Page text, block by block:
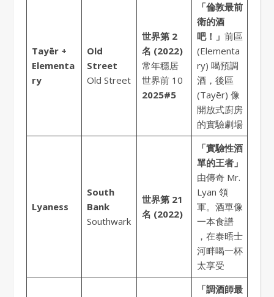
Tayēr +
Elementa
ry
Old
Street
Old Street
世界第 2
名 (2022)
常年穩居
世界前 10
2025#5
「倫敦最前
衛的酒
吧！」 前區
(Elementa
ry) 喝預調
酒，後區
(Tayēr) 像
開放式廚房
的實驗劇場
Lyaness
South
Bank
Southwark
世界第 21
名 (2022)
「實驗性酒
單的王者」
由傳奇 Mr.
Lyan 領
軍。酒單像
一本食譜
，在泰晤士
河畔喝一杯
太享受
「調酒師最